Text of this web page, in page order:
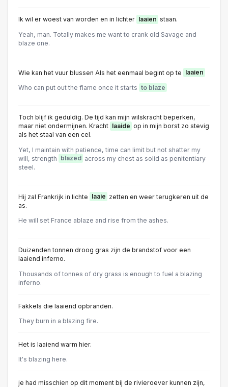
Ik wil er woest van worden en in lichter laaien staan.
Yeah, man. Totally makes me want to crank old Savage and
blaze one.
Wie kan het vuur blussen Als het eenmaal begint op te
laaien
Who can put out the flame once it starts to blaze
Toch blijf ik geduldig. De tijd kan mijn wilskracht beperken,
maar niet ondermijnen. Kracht laaide op in mijn borst zo stevig
als het staal van een cel.
Yet, I maintain with patience, time can limit but not shatter my
will, strength blazed across my chest as solid as penitentiary
steel.
Hij zal Frankrijk in lichte laaie zetten en weer terugkeren uit de
as.
He will set France ablaze and rise from the ashes.
Duizenden tonnen droog gras zijn de brandstof voor een
laaiend inferno.
Thousands of tonnes of dry grass is enough to fuel a blazing
inferno.
Fakkels die laaiend opbranden.
They burn in a blazing fire.
Het is laaiend warm hier.
It's blazing here.
je had misschien op dit moment bij de rivieroever kunnen zijn,